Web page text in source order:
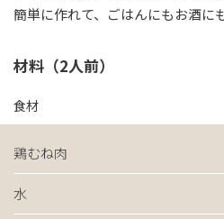
簡単に作れて、ごはんにもお酒に
材料（2人前）
食材
鶏むね肉
水